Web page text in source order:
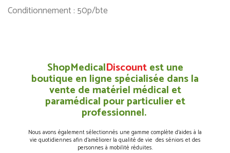
Conditionnement : 50p/bte
ShopMedicalDiscountest une
boutique en ligne spécialisée dans la
vente de matériel médical et
paramédical pour particulier et
professionnel.
Nous avons également sélectionnés une gamme complète d’aides à la
vie quotidiennes afin d’améliorer la qualité de vie des séniors et des
personnes à mobilité réduites.